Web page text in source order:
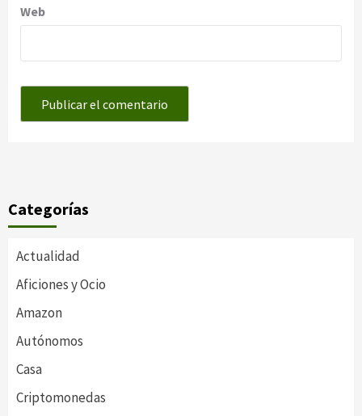
Web
Categorías
Actualidad
Aficiones y Ocio
Amazon
Autónomos
Casa
Criptomonedas